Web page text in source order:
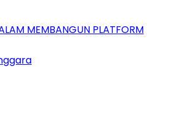
MEMBANGUN PLATFORM